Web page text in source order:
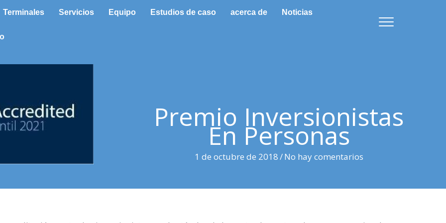
Terminales Servicios Equipo Estudios de caso acerca de Noticias
Premio Inversionistas
En Personas
1 de octubre de 2018/No hay comentarios